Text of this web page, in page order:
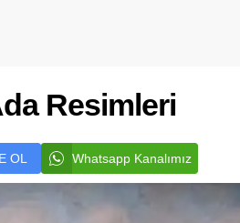
Resimleri
OL Whatsapp Kanalımız